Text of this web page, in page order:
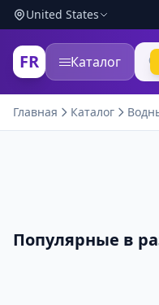
United States
FR Каталог
Главная Каталог
Популярные в